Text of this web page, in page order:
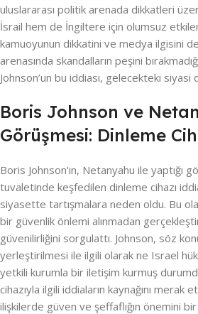
uluslararası politik arenada dikkatleri
İsrail hem de İngiltere için olumsuz
kamuoyunun dikkatini ve medya ilgisini
arenasında skandalların peşini
Johnson’un bu iddiası, gelecekteki
Boris Johnson ve
Görüşmesi: Dinleme
Boris Johnson’ın, Netanyahu ile yaptığı
tuvaletinde keşfedilen dinleme cihazı
siyasette tartışmalara neden oldu. Bu
bir güvenlik önlemi alınmadan
güvenilirliğini sorgulattı. Johnson, söz
yerleştirilmesi ile ilgili olarak ne Israel
yetkili kurumla bir iletişim kurmuş
cihazıyla ilgili iddiaların kaynağını merak
ilişkilerde güven ve şeffaflığın önemini